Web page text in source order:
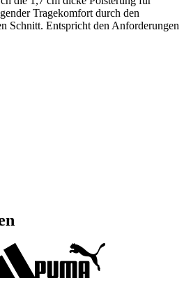
Tragekomfort durch den
Schnitt. Entspricht den Anforderungen